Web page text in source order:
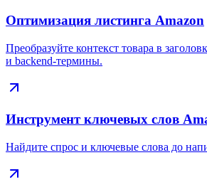
Оптимизация листинга Amazon
Преобразуйте контекст товара в
и backend-термины.
Инструмент ключевых слов
Найдите спрос и ключевые слова до